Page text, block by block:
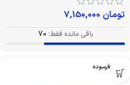
تومان
باقی مانده فقط: 70
بدون فرسوده